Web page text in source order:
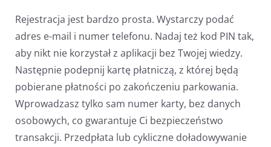
Rejestracja jest bardzo prosta. Wystarczy podać
adres e-mail i numer telefonu. Nadaj też kod PIN tak,
aby nikt nie korzystał z aplikacji bez Twojej wiedzy.
Następnie podepnij kartę płatniczą, z której będą
pobierane płatności po zakończeniu parkowania.
Wprowadzasz tylko sam numer karty, bez danych
osobowych, co gwarantuje Ci bezpieczeństwo
transakcji. Przedpłata lub cykliczne doładowywanie